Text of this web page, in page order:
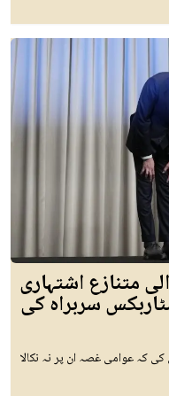
متنازع اشتہاری
سربراہ کی
کہ عوامی غصہ ان پر نہ نکالا